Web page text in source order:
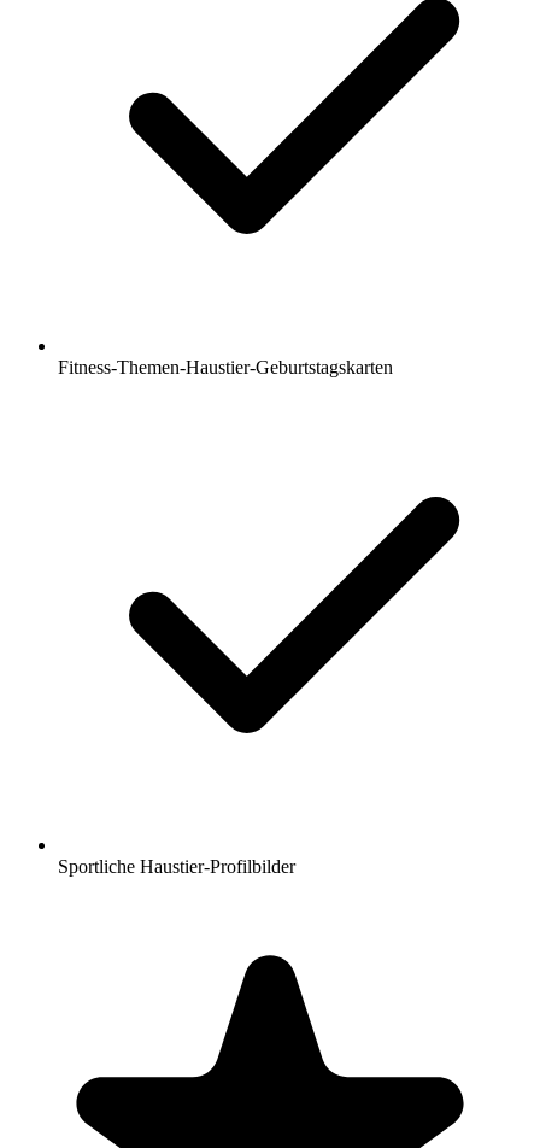
Fitness-Themen-Haustier-Geburtstagskarten
Sportliche Haustier-Profilbilder